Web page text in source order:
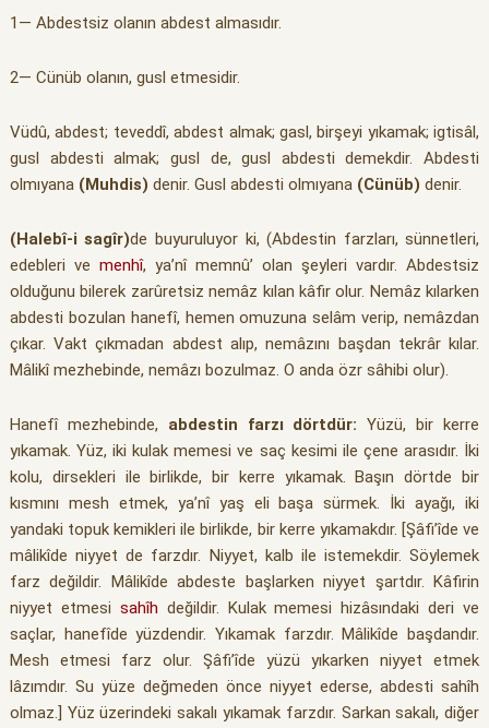
1— Abdestsiz olanın abdest almasıdır.
2— Cünüb olanın, gusl etmesidir.
Vüdû, abdest; teveddî, abdest almak; gasl, birşeyi yıkamak; igtisâl,
gusl abdesti almak; gusl de, gusl abdesti demekdir. Abdesti
olmıyana (Muhdis) denir. Gusl abdesti olmıyana (Cünüb) denir.
(Halebî-i sagîr)de buyuruluyor ki, (Abdestin farzları, sünnetleri,
edebleri ve menhî, ya’nî memnû’ olan şeyleri vardır. Abdestsiz
olduğunu bilerek zarûretsiz nemâz kılan kâfir olur. Nemâz kılarken
abdesti bozulan hanefî, hemen omuzuna selâm verip, nemâzdan
çıkar. Vakt çıkmadan abdest alıp, nemâzını başdan tekrâr kılar.
Mâlikî mezhebinde, nemâzı bozulmaz. O anda özr sâhibi olur).
Hanefî mezhebinde, abdestin farzı dörtdür: Yüzü, bir kerre
yıkamak. Yüz, iki kulak memesi ve saç kesimi ile çene arasıdır. İki
kolu, dirsekleri ile birlikde, bir kerre yıkamak. Başın dörtde bir
kısmını mesh etmek, ya’nî yaş eli başa sürmek. İki ayağı, iki
yandaki topuk kemikleri ile birlikde, bir kerre yıkamakdır. [Şâfi’îde ve
mâlikîde niyyet de farzdır. Niyyet, kalb ile istemekdir. Söylemek
farz değildir. Mâlikîde abdeste başlarken niyyet şartdır. Kâfirin
niyyet etmesi sahîh değildir. Kulak memesi hizâsındaki deri ve
saçlar, hanefîde yüzdendir. Yıkamak farzdır. Mâlikîde başdandır.
Mesh etmesi farz olur. Şâfi’îde yüzü yıkarken niyyet etmek
lâzımdır. Su yüze değmeden önce niyyet ederse, abdesti sahîh
olmaz.] Yüz üzerindeki sakalı yıkamak farzdır. Sarkan sakalı, diğer